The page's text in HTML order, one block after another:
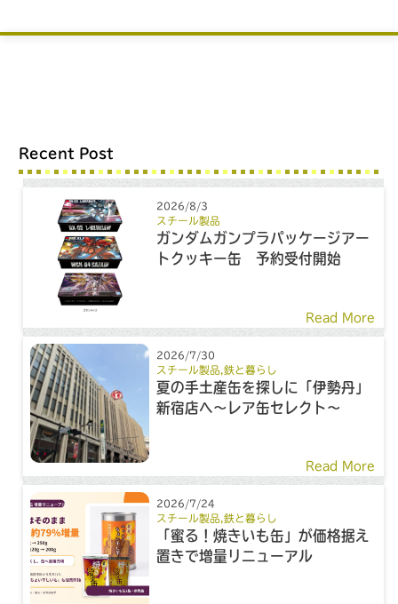
Recent Post
2026/8/3
スチール製品
ガンダムガンプラパッケージアー
トクッキー缶 予約受付開始
Read More
2026/7/30
スチール製品 ,鉄と暮らし
夏の手土産缶を探しに「伊勢丹」
新宿店へ～レア缶セレクト～
Read More
2026/7/24
スチール製品,鉄と暮らし
「蜜る！焼きいも缶」が価格据え
置きで増量リニューアル